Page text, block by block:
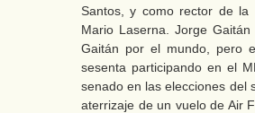
Santos, y como rector de la
Mario Laserna. Jorge
Gaitán por el mundo, pero
sesenta participando en el
senado en las elecciones del
aterrizaje de un vuelo de Air